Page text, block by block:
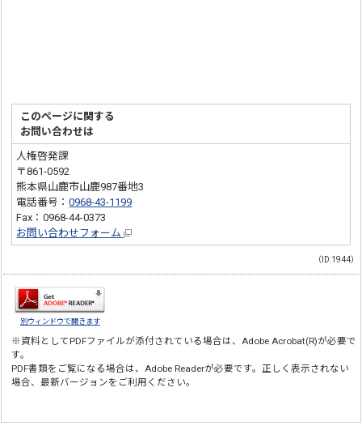
このページに関する
お問い合わせは
人権啓発課
〒861-0592
熊本県山鹿市山鹿987番地3
電話番号：0968-43-1199
Fax：0968-44-0373
お問い合わせフォーム
（ID:1944）
別ウィンドウで開きます
※資料としてPDFファイルが添付されている場合は、 Adobe Acrobat(R)が必要で
す。
PDF書類をご覧になる場合は、 Adobe Readerが必要です。正しく表示されない
場合、最新バージョンをご利用ください。